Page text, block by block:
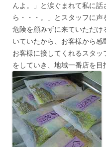
６．感動を創る
７．地域への貢
８．社員は家族
んよ。」と涙ぐまれて私に
ら・・・。」とスタッフに声
危険を顧みずに来ていただ
いていたから、お客様から
お客様に接してくれるスタ
をしていき、地域一番店を目